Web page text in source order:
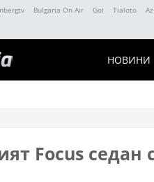
Bulgaria On Air Gol Tialoto
НОВИНИ
Focus седан